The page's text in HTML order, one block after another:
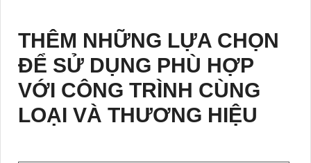
THÊM NHỮNG LỰA CHỌN
ĐỂ SỬ DỤNG PHÙ HỢP
VỚI CÔNG TRÌNH CÙNG
LOẠI VÀ THƯƠNG HIỆU